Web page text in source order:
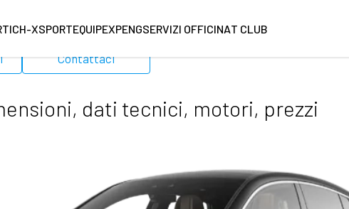
ICH-XSPORTEQUIPEXPENGSERVIZI OFFICINAT CLUB
Contattaci
dati tecnici, motori, prezzi